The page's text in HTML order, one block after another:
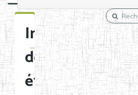
Immatriculation
des
établissements